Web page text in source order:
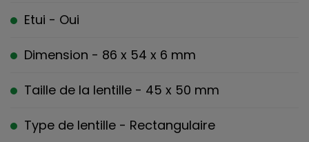
Etui - Oui
Dimension - 86 x 54 x 6 mm
Taille de la lentille - 45 x 50 mm
Type de lentille - Rectangulaire